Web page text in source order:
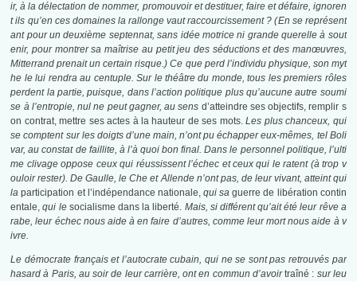
ir, à la délectation de nommer, promouvoir et destituer, faire et défaire, ignoren
t ils qu’en ces domaines la rallonge vaut raccourcissement ? (En se représent
ant pour un deuxième septennat, sans idée motrice ni grande querelle à sout
enir, pour montrer sa maîtrise au petit jeu des séductions et des manœuvres,
Mitterrand prenait un certain risque.) Ce que perd l’individu physique, son myt
he le lui rendra au centuple. Sur le théâtre du monde, tous les premiers rôles
perdent la partie, puisque, dans l’action politique plus qu’aucune autre soumi
se à l’entropie, nul ne peut gagner, au sens d’atteindre ses objectifs, remplir s
on contrat, mettre ses actes à la hauteur de ses mots.Les plus chanceux, qui
se comptent sur les doigts d’une main, n’ont pu échapper eux-mêmes, tel Boli
var, au constat de faillite, à l’à quoi bon final. Dans le personnel politique, l’ulti
me clivage oppose ceux qui réussissent l’échec et ceux qui le ratent (à trop v
ouloir rester). De Gaulle, le Che et Allende n’ont pas, de leur vivant, atteint qui
laparticipation et l’indépendance nationale,qui sa guerre de libération contin
entale,qui lesocialisme dans la liberté. Mais, si différent qu’ait été leur rêve a
rabe, leur échec nous aide à en faire d’autres, comme leur mort nous aide à v
ivre.
Le démocrate français et l’autocrate cubain, qui ne se sont pas retrouvés par
hasard à Paris, au soir de leur carrière, ont en commun d’avoirtraîné : sur leu